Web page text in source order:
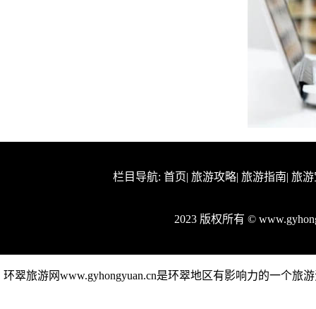
栏目导航: 首页| 旅游攻略| 旅游指南| 旅
2023 版权所有 ©
环翠旅游网www.gyhongyuan.cn是环翠地区有影响力的一个